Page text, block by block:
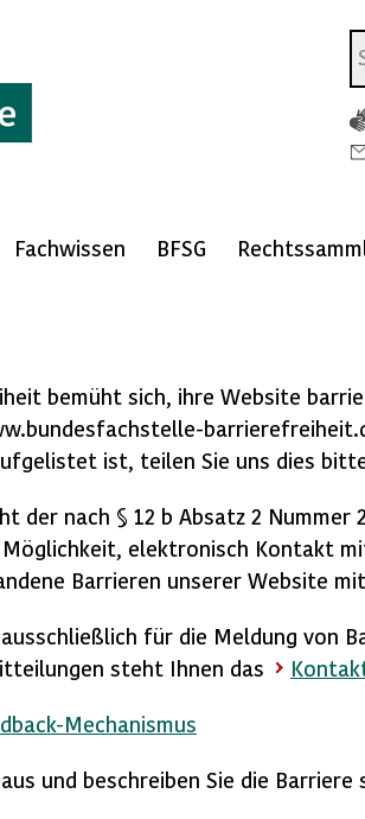
Fachwissen BFSG
bemüht sich, ihre Website
ist, teilen Sie uns dies
der nach § 12 b Absatz 2 Nummer
Möglichkeit, elektronisch Kontakt
Barrieren unserer Website
für die Meldung von
steht Ihnen das
Mechanismus
und beschreiben Sie die Barriere